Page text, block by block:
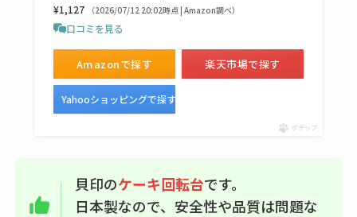
エッセンシャルフラ
ットが廃盤？なぜ？
売ってるか・代替品
ビタクラフトのウル
トラが廃盤？なぜ？
¥1,127
（2026/07/12 20:02時点 | Amazon調べ）
口コミを見る
Amazonで探す 楽天市場で探す
Yahooショッピングで探す
ポチップ
貝印のケーキ回転台です。
日本製なので、安全性や品質は問題な